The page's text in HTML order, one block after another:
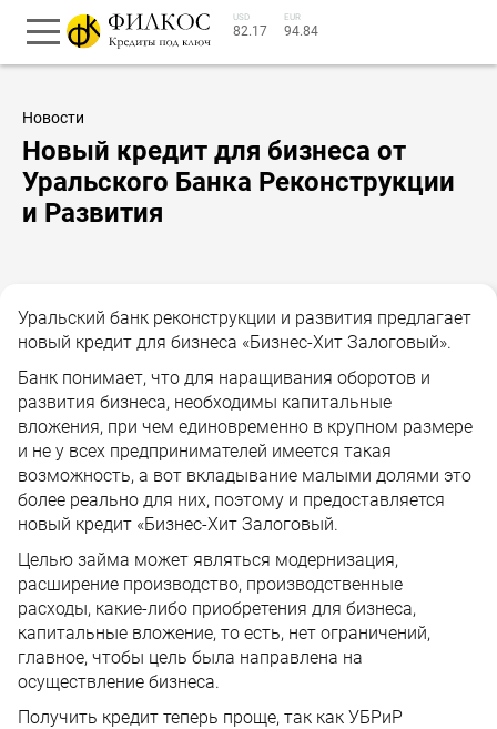
USD
82.17
EUR
94.84
Новости
Новый кредит для бизнеса от
Уральского Банка Реконструкции
и Развития
Уральский банк реконструкции и развития предлагает
новый кредит для бизнеса «Бизнес-Хит Залоговый».
Банк понимает, что для наращивания оборотов и
развития бизнеса, необходимы капитальные
вложения, при чем единовременно в крупном размере
и не у всех предпринимателей имеется такая
возможность, а вот вкладывание малыми долями это
более реально для них, поэтому и предоставляется
новый кредит «Бизнес-Хит Залоговый.
Целью займа может являться модернизация,
расширение производство, производственные
расходы, какие-либо приобретения для бизнеса,
капитальные вложение, то есть, нет ограничений,
главное, чтобы цель была направлена на
осуществление бизнеса.
Получить кредит теперь проще, так как УБРиР